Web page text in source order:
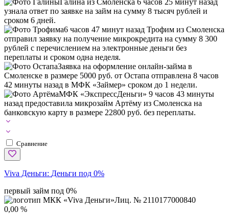
узнала ответ по заявке на займ на сумму 8 тысяч рублей и
сроком 6 дней.
6 часов 47 минут назад Трофим из Смоленска
отправил заявку на получение микрокредита на сумму 8 300
рублей с перечислением на электронные деньги без
переплаты и сроком одна неделя.
Заявка на оформление онлайн-займа в
Смоленске в размере 5000 руб. от Остапа отправлена 8 часов
42 минуты назад в МФК «Займер» сроком до 1 недели.
МФК «ЭкспрессДеньги» 9 часов 43 минуты
назад предоставила микрозайм Артёму из Смоленска на
банковскую карту в размере 22800 руб. без переплаты.
Сравнение
Viva Деньги: Деньги под 0%
первый займ под 0%
Лиц. № 2110177000840
0,00 %